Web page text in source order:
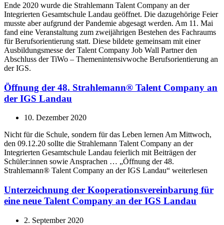
Ende 2020 wurde die Strahlemann Talent Company an der
Integrierten Gesamtschule Landau geöffnet. Die dazugehörige Feier
musste aber aufgrund der Pandemie abgesagt werden. Am 11. Mai
fand eine Veranstaltung zum zweijährigen Bestehen des Fachraums
für Berufsorientierung statt. Diese bildete gemeinsam mit einer
Ausbildungsmesse der Talent Company Job Wall Partner den
Abschluss der TiWo – Themenintensivwoche Berufsorientierung an
der IGS.
Öffnung der 48. Strahlemann® Talent Company an
der IGS Landau
10. Dezember 2020
Nicht für die Schule, sondern für das Leben lernen Am Mittwoch,
den 09.12.20 sollte die Strahlemann Talent Company an der
Integrierten Gesamtschule Landau feierlich mit Beiträgen der
Schüler:innen sowie Ansprachen … „Öffnung der 48.
Strahlemann® Talent Company an der IGS Landau“ weiterlesen
Unterzeichnung der Kooperationsvereinbarung für
eine neue Talent Company an der IGS Landau
2. September 2020